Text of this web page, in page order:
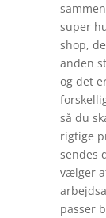
super
shop,
anden
og det
så du
rigtige
sendes
vælger
passer